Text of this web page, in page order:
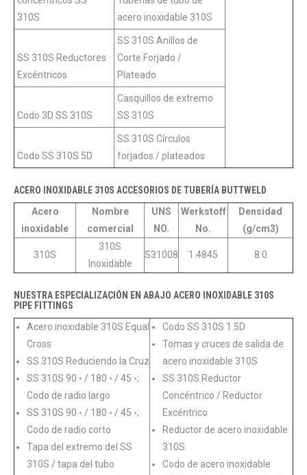
310S
acero inoxidable 310S
SS 310S Reductores
Excéntricos
SS 310S Anillos de
Corte Forjado /
Plateado
Codo 3D SS 310S
Casquillos de extremo
SS 310S
Codo SS 310S 5D
SS 310S Círculos
forjados / plateados
ACERO INOXIDABLE 310S ACCESORIOS DE TUBERÍA BUTTWELD
Acero
inoxidable
Nombre
comercial
UNS
NO.
Werkstoff
No.
Densidad
(g/cm3)
310S
310S
Inoxidable
S31008 1.4845 8.0
NUESTRA ESPECIALIZACIÓN EN ABAJO ACERO INOXIDABLE 310S
PIPE FITTINGS
Acero inoxidable 310S Equal
Cross
SS 310S Reduciendo la Cruz
SS 310S 90 ◦ / 180 ◦ / 45 ◦;
Codo de radio largo
SS 310S 90 ◦ / 180 ◦ / 45 ◦;
Codo de radio corto
Tapa del extremo del SS
310S / tapa del tubo
Codo SS 310S 1.5D
Tomas y cruces de salida de
acero inoxidable 310S
SS 310S Reductor
Concéntrico / Reductor
Excéntrico
Reductor de acero inoxidable
310S
Codo de acero inoxidable